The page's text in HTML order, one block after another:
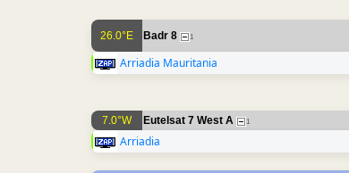
26.0°E Badr 8 1
Arriadia Mauritania
7.0°W Eutelsat 7 West A 1
Arriadia